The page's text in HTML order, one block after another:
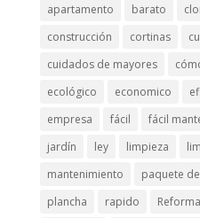
apartamento
barato
construcción
cortinas
cuidados de mayores
ecológico
economico
empresa
fácil fácil
jardín
ley limpieza
mantenimiento
paquete
plancha
rapido